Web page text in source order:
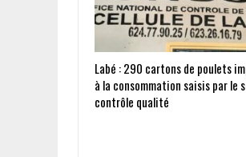
Labé : 290 cartons de poulets
à la consommation saisis par le
contrôle qualité